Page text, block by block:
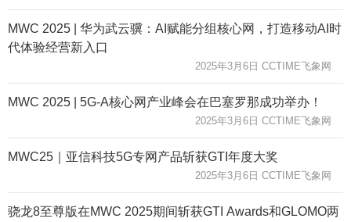
MWC 2025 | 华为武云骥：AI赋能分组核心网，打造移动AI时
代体验经营新入口
2025年3月6日 CCTIME飞象网
MWC 2025 | 5G-A核心网产业峰会在巴塞罗那成功举办！
2025年3月6日 CCTIME飞象网
MWC25｜亚信科技5G专网产品斩获GTI年度大奖
2025年3月6日 CCTIME飞象网
骁龙8至尊版在MWC 2025期间斩获GTI Awards和GLOMO两